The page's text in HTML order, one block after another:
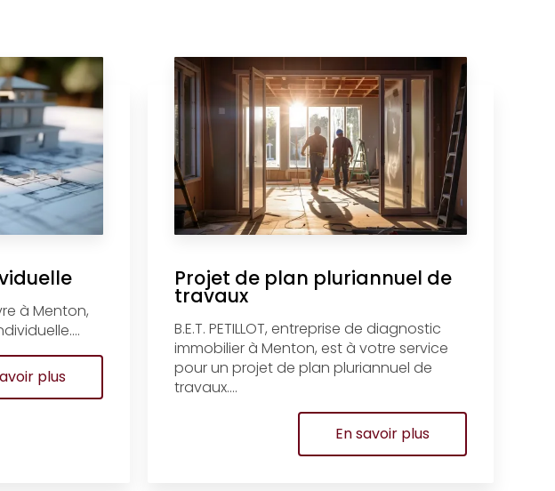
à Menton,
plus
Projet de plan pluriannuel de
travaux
B.E.T. PETILLOT, entreprise de diagnostic
immobilier à Menton, est à votre service
pour un projet de plan pluriannuel de
travaux....
En savoir plus